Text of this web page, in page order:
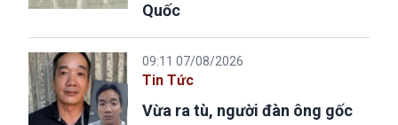
Quốc
09:11 07/08/2026
Tin Tức
Vừa ra tù, người đàn ông gốc